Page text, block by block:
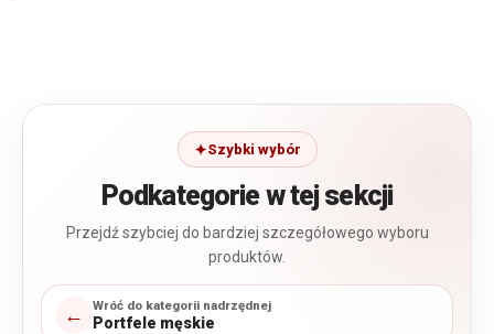
Szybki wybór
Podkategorie w tej sekcji
Przejdź szybciej do bardziej szczegółowego wyboru
produktów.
← Wróć do kategorii nadrzędnej
Portfele męskie